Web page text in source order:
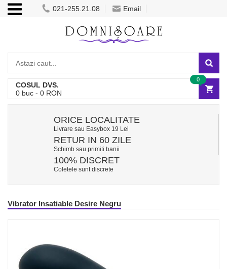
021-255.21.08 Email
COSUL DVS.
0 buc - 0 RON
0
ORICE LOCALITATE
Livrare sau Easybox 19 Lei
RETUR IN 60 ZILE
Schimb sau primiti banii
100% DISCRET
Coletele sunt discrete
Vibrator Insatiable Desire Negru